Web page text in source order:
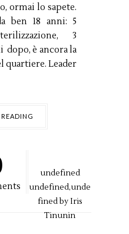
ormai lo sapete.
ben 18 anni: 5
3
è ancora la
quartiere. Leader
undefined
undefined,unde
fined byIris
Tinunin